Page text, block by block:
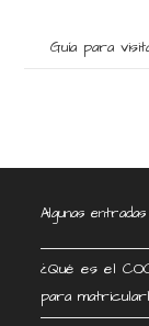
Guía para
Algunas
¿Qué es el
para